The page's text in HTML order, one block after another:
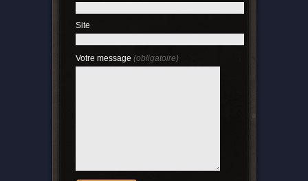
Site
Votre message (obligatoire)